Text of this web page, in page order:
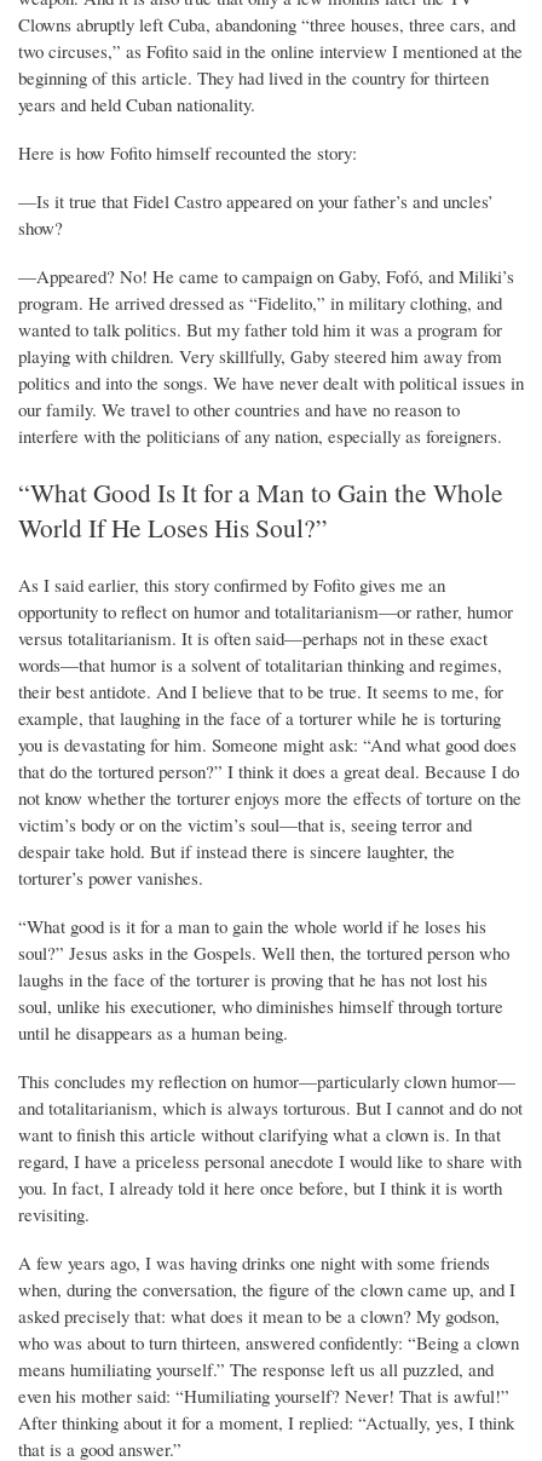
Clowns abruptly left Cuba, abandoning “three houses, three cars, and
two circuses,” as Fofito said in the online interview I mentioned at the
beginning of this article. They had lived in the country for thirteen
years and held Cuban nationality.
Here is how Fofito himself recounted the story:
—Is it true that Fidel Castro appeared on your father’s and uncles’
show?
—Appeared? No! He came to campaign on Gaby, Fofó, and Miliki’s
program. He arrived dressed as “Fidelito,” in military clothing, and
wanted to talk politics. But my father told him it was a program for
playing with children. Very skillfully, Gaby steered him away from
politics and into the songs. We have never dealt with political issues in
our family. We travel to other countries and have no reason to
interfere with the politicians of any nation, especially as foreigners.
“What Good Is It for a Man to Gain the Whole
World If He Loses His Soul?”
As I said earlier, this story confirmed by Fofito gives me an
opportunity to reflect on humor and totalitarianism—or rather, humor
versus totalitarianism. It is often said—perhaps not in these exact
words—that humor is a solvent of totalitarian thinking and regimes,
their best antidote. And I believe that to be true. It seems to me, for
example, that laughing in the face of a torturer while he is torturing
you is devastating for him. Someone might ask: “And what good does
that do the tortured person?” I think it does a great deal. Because I do
not know whether the torturer enjoys more the effects of torture on the
victim’s body or on the victim’s soul—that is, seeing terror and
despair take hold. But if instead there is sincere laughter, the
torturer’s power vanishes.
“What good is it for a man to gain the whole world if he loses his
soul?” Jesus asks in the Gospels. Well then, the tortured person who
laughs in the face of the torturer is proving that he has not lost his
soul, unlike his executioner, who diminishes himself through torture
until he disappears as a human being.
This concludes my reflection on humor—particularly clown humor—
and totalitarianism, which is always torturous. But I cannot and do not
want to finish this article without clarifying what a clown is. In that
regard, I have a priceless personal anecdote I would like to share with
you. In fact, I already told it here once before, but I think it is worth
revisiting.
A few years ago, I was having drinks one night with some friends
when, during the conversation, the figure of the clown came up, and I
asked precisely that: what does it mean to be a clown? My godson,
who was about to turn thirteen, answered confidently: “Being a clown
means humiliating yourself.” The response left us all puzzled, and
even his mother said: “Humiliating yourself? Never! That is awful!”
After thinking about it for a moment, I replied: “Actually, yes, I think
that is a good answer.”